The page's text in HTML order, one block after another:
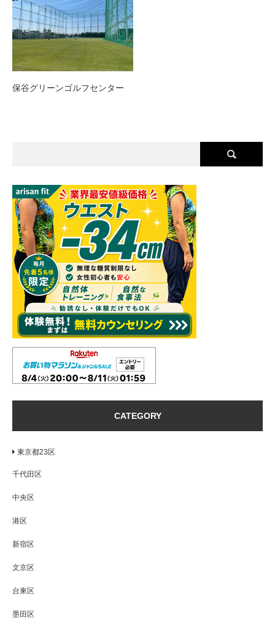
保谷グリーンゴルフセンター
CATEGORY
東京都23区
千代田区
中央区
港区
新宿区
文京区
台東区
墨田区